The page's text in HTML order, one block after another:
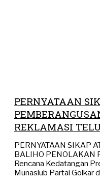
PERNYATAAN
REKLAMASI
PERNYATAAN SIKAP
BALIHO PENOLAKAN
Rencana Kedatangan
Munaslub Partai Golkar